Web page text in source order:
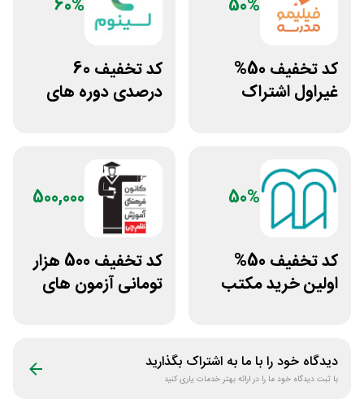
50%
کد تخفیف 50%
غیراول اشتراک
60%
کد تخفیف 60
درصدی دوره های
50%
کد تخفیف 50%
اولین خرید مکتب
500,000
کد تخفیف 500 هزار
تومانی آزمون های
دیدگاه خود را با ما به اشتراک بگذارید
با ثبت دیدگاه خود ما را در ارائه بهتر خدمات یاری کنید